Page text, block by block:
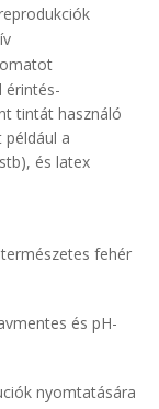
érintés-
tintát használó
például a
és latex
fehér
és pH-
nyomtatására